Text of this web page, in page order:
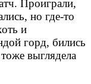
Проиграли,
но где-то
и
горд, бились
выглядела